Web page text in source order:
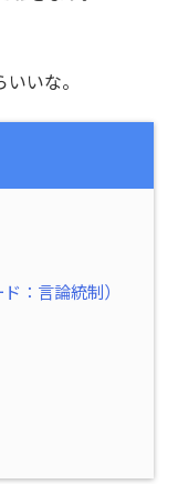
いな。
：言論統制）